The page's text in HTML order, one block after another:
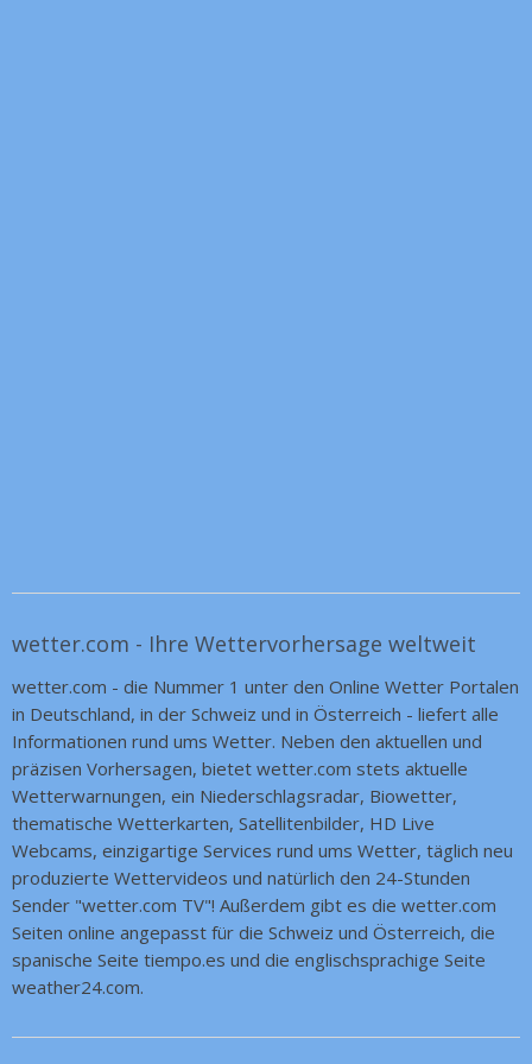
04:01
Video
angenehmer Tag
TIPP
Alles für die perfekte
Heckenpflege
wetter.com - Ihre Wettervorhersage weltweit
wetter.com - die Nummer 1 unter den Online Wetter Portalen
in Deutschland, in der Schweiz und in Österreich - liefert alle
Informationen rund ums Wetter. Neben den aktuellen und
präzisen Vorhersagen, bietet wetter.com stets aktuelle
Wetterwarnungen, ein Niederschlagsradar, Biowetter,
thematische Wetterkarten, Satellitenbilder, HD Live
Webcams, einzigartige Services rund ums Wetter, täglich neu
produzierte Wettervideos und natürlich den 24-Stunden
Sender "wetter.com TV"! Außerdem gibt es die wetter.com
Seiten online angepasst für die Schweiz und Österreich, die
spanische Seite tiempo.es und die englischsprachige Seite
weather24.com.